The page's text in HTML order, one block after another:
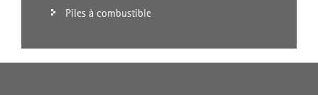
Piles à combustible